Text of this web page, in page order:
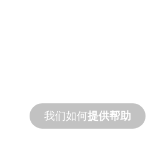
我们如何提供帮助